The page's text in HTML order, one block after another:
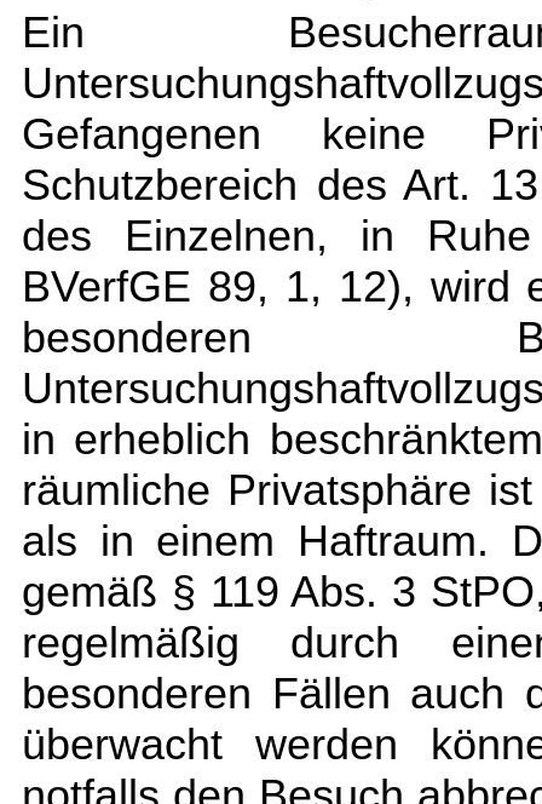
Ein
Gefangenen keine
Schutzbereich des Art.
des Einzelnen, in
BVerfGE 89, 1, 12), wird
besonderen
in erheblich
räumliche Privatsphäre
als in einem Haftraum.
gemäß § 119 Abs. 3
regelmäßig durch
besonderen Fällen auch
überwacht werden